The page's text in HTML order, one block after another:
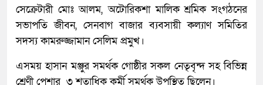
সেক্রেটারী মোঃ আলম, অটোরিকশা মালিক শ্রমিক সংগঠনের
সভাপতি জীবন, সেনবাগ বাজার ব্যবসায়ী কল্যাণ সমিতির
সদস্য কামরুজ্জামান সেলিম প্রমুখ।
এসময় হাসান মঞ্জুর সমর্থক গোষ্ঠীর সকল নেতৃবৃন্দ সহ বিভিন্ন
শ্রেণী পেশার ৩ শতাধিক কর্মী সমর্থক উপস্থিত ছিলেন।